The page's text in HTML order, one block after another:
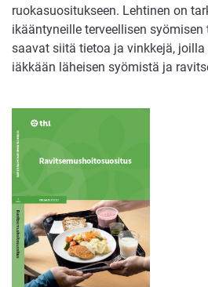
ruokasuositukseen. Lehtinen on
ikääntyneille terveellisen
saavat siitä tietoa ja vinkkejä,
iäkkään läheisen syömistä ja